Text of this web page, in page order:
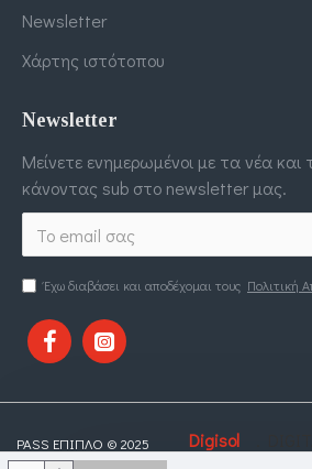
Newsletter
Χάρτης ιστότοπου
Newsletter
Μείνετε ενημερωμένοι με τα νέα και
κάνοντας sub στο newsletter μας.
Έχω διαβάσει και αποδέχομαι τους Πολιτική
PASS ΕΠΙΠΛΟ © 2025
DESIGNED BY
Digisol